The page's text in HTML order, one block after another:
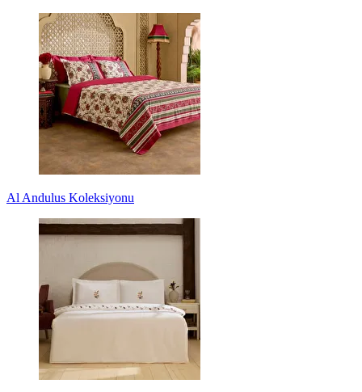
Al Andulus Koleksiyonu